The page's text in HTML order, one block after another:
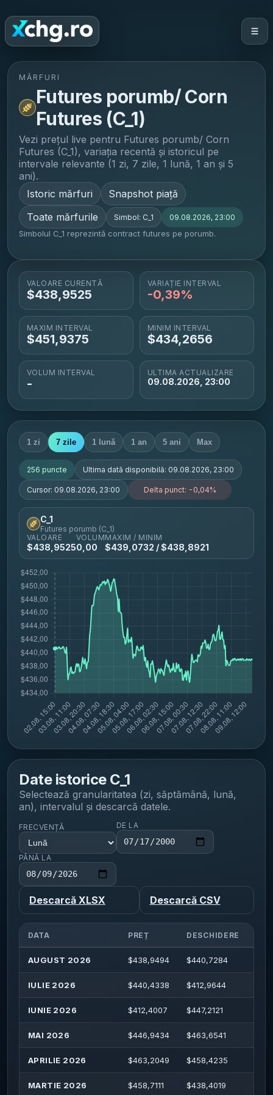
MĂRFURI
Futures porumb/ Corn
Futures (C_1)
Vezi prețul live pentru Futures porumb/ Corn
Futures (C_1), variația recentă și istoricul pe
intervale relevante (1 zi, 7 zile, 1 lună, 1 an și 5
ani).
Istoric mărfuri
Snapshot piață
Toate mărfurile
Simbol: C_1 09.08.2026, 23:00
Simbolul C_1 reprezintă contract futures pe porumb.
VALOARE CURENTĂ
$438,9525
VARIAȚIE INTERVAL
-0,39%
MAXIM INTERVAL
$451,9375
MINIM INTERVAL
$434,2656
VOLUM INTERVAL
-
ULTIMA ACTUALIZARE
09.08.2026, 23:00
1 zi 7 zile 1 lună 1 an 5 ani Max
256 puncte Ultima dată disponibilă: 09.08.2026, 23:00
Cursor: 09.08.2026, 23:00 Delta punct: -0,04%
C_1
Futures porumb (C_1)
VALOARE
$438,9525
VOLUM
0,00
MAXIM / MINIM
$439,0732 / $438,8921
Date istorice C_1
Selectează granularitatea (zi, săptămână, lună,
an), intervalul și descarcă datele.
FRECVENȚĂ DE LA
PÂNĂ LA
Descarcă XLSX Descarcă CSV
DATA PREȚ DESCHIDERE
AUGUST 2026 $438,9494 $440,7284
IULIE 2026 $440,4338 $412,9644
IUNIE 2026 $412,4007 $447,2121
MAI 2026 $446,9434 $463,6541
APRILIE 2026 $463,2049 $458,4235
MARTIE 2026 $458,7111 $438,4019